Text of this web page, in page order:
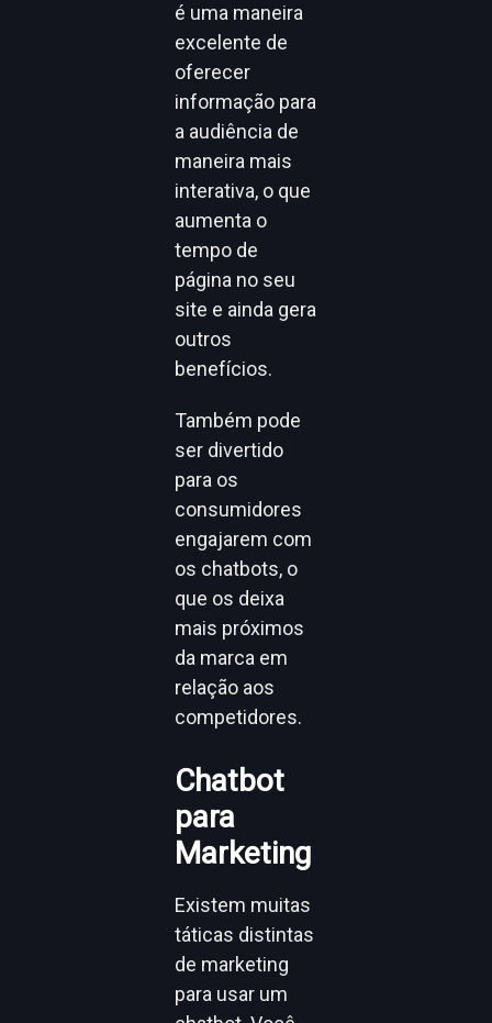
é uma maneira
excelente de
oferecer
informação para
a audiência de
maneira mais
interativa, o que
aumenta o
tempo de
página no seu
site e ainda gera
outros
benefícios.
Também pode
ser divertido
para os
consumidores
engajarem com
os chatbots, o
que os deixa
mais próximos
da marca em
relação aos
competidores.
Chatbot
para
Marketing
Existem muitas
táticas distintas
de marketing
para usar um